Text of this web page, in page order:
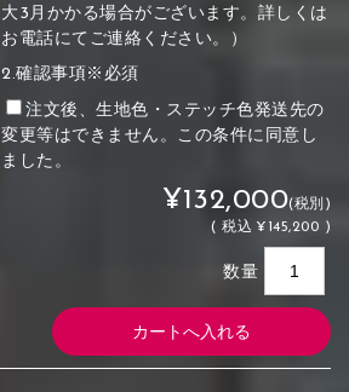
大3月かかる場合がございます。詳しくは
お電話にてご連絡ください。）
2.確認事項※必須
注文後、生地色・ステッチ色発送先の
変更等はできません。この条件に同意し
ました。
¥132,000(税別)
(税込 ¥145,200 )
数量